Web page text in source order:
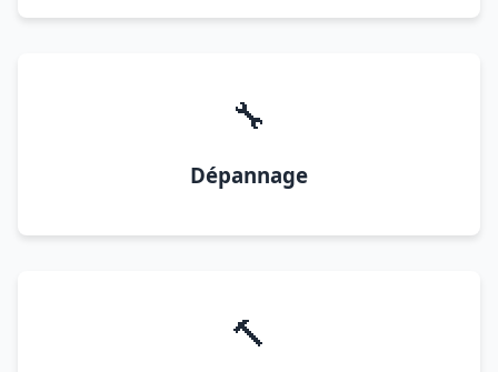
🔧
Dépannage
🔨